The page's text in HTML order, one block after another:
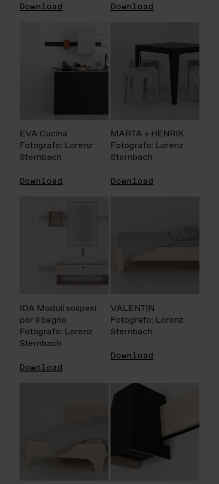
Download Download
EVA Cucina
Fotografo: Lorenz
Sternbach
Download
MARTA + HENRIK
Fotografo: Lorenz
Sternbach
Download
IDA Moduli sospesi
per il bagno
Fotografo: Lorenz
Sternbach
Download
VALENTIN
Fotografo: Lorenz
Sternbach
Download